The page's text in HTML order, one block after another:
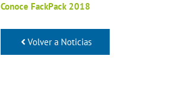
Conoce FackPack 2018
Volver a Noticias